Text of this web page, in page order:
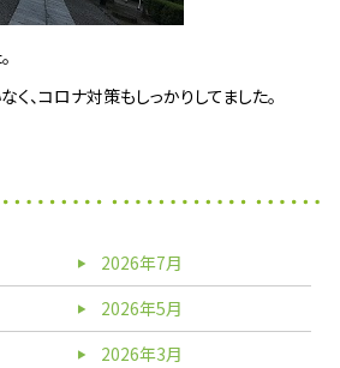
、コロナ対策もしっかりしてました。
2026年7月
2026年5月
2026年3月